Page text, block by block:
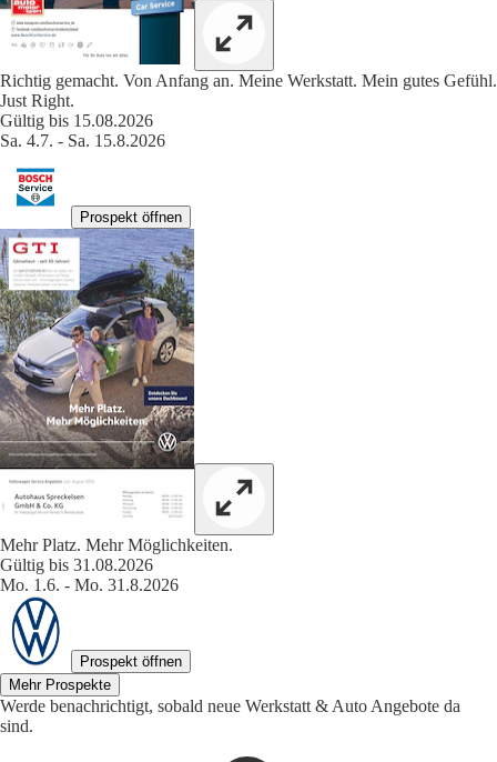
Richtig gemacht. Von Anfang an. Meine Werkstatt. Mein gutes Gefühl.
Just Right.
Gültig bis 15.08.2026
Sa. 4.7. - Sa. 15.8.2026
Prospekt öffnen
Mehr Platz. Mehr Möglichkeiten.
Gültig bis 31.08.2026
Mo. 1.6. - Mo. 31.8.2026
Prospekt öffnen
Mehr Prospekte
Werde benachrichtigt, sobald neue Werkstatt & Auto Angebote da
sind.